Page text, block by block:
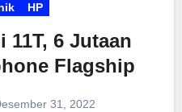
HP
11T, 6 Jutaan
Flagship
31, 2022